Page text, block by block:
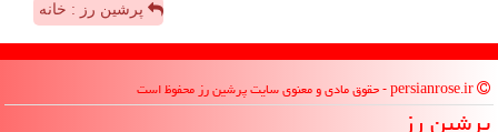
پرشین رز : خانه
پرشین رز